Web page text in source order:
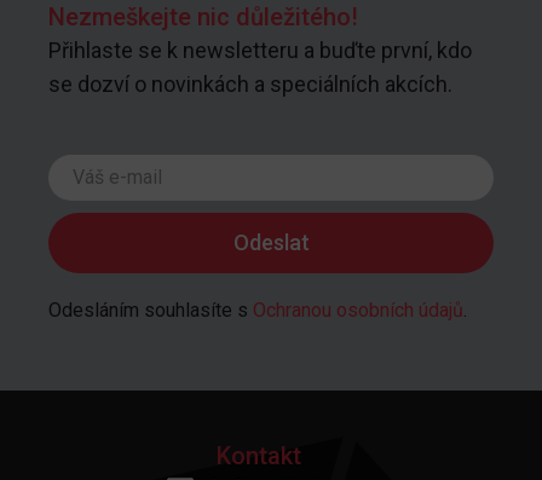
Nezmeškejte nic důležitého!
Přihlaste se k newsletteru a buďte první, kdo
se dozví o novinkách a speciálních akcích.
Odesláním souhlasíte s Ochranou osobních údajů
Kontakt